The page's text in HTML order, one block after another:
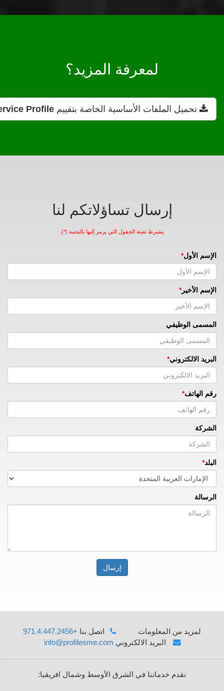
لمعرفة المزيد؟
تحميل الملفات الأساسية الخاصة بتقييم Profile
إرسال تساؤلاتكم لنا
يشترط تعبئة الحقول التي يرمز إليها بالنجمة (*).
الإسم الأول
الإسم الأخير
المسمى الوظيفي
البريد الالكتروني
رقم الهاتف
الشركة
البلد
الرسالة
إرسال
لمزيد من المعلومات اتصل بنا +971.4.447.2456
البريد الالكتروني info@profilesme.com
نقدم خدماتنا في الشرق الأوسط وشمال افريقيا: